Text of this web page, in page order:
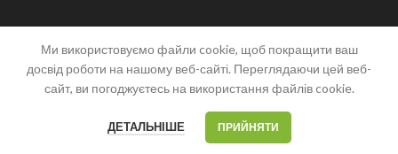
Ми використовуємо файли cookie, щоб покращити ваш
досвід роботи на нашому веб-сайті. Переглядаючи цей веб-
сайт, ви погоджуєтесь на використання файлів cookie.
ДЕТАЛЬНІШЕ ПРИЙНЯТИ
Мій акаунт